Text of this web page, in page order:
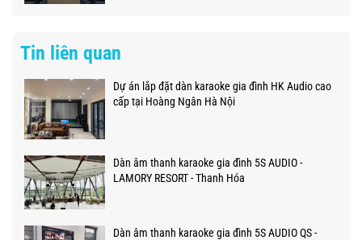
Tin liên quan
Dự án lắp đặt dàn karaoke gia đình HK Audio cao
cấp tại Hoàng Ngân Hà Nội
Dàn âm thanh karaoke gia đình 5S AUDIO -
LAMORY RESORT - Thanh Hóa
Dàn âm thanh karaoke gia đình 5S AUDIO QS -